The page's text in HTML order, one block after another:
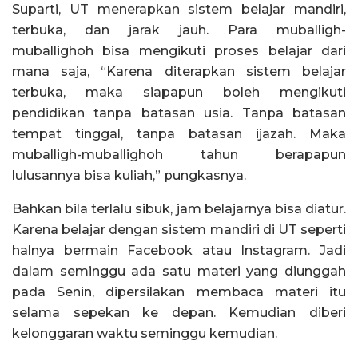
Suparti, UT menerapkan sistem belajar mandiri,
terbuka, dan jarak jauh. Para muballigh-
muballighoh bisa mengikuti proses belajar dari
mana saja, “Karena diterapkan sistem belajar
terbuka, maka siapapun boleh mengikuti
pendidikan tanpa batasan usia. Tanpa batasan
tempat tinggal, tanpa batasan ijazah. Maka
muballigh-muballighoh tahun berapapun
lulusannya bisa kuliah,” pungkasnya.
Bahkan bila terlalu sibuk, jam belajarnya bisa diatur.
Karena belajar dengan sistem mandiri di UT seperti
halnya bermain Facebook atau Instagram. Jadi
dalam seminggu ada satu materi yang diunggah
pada Senin, dipersilakan membaca materi itu
selama sepekan ke depan. Kemudian diberi
kelonggaran waktu seminggu kemudian.